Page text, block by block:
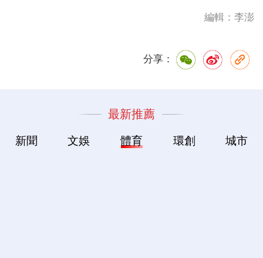
編輯：李澎
分享：
最新推薦
新聞 文娛 體育 環創 城市